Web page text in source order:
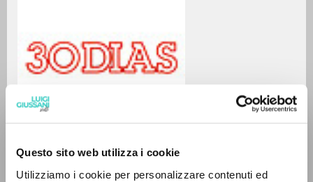
Questo sito web utilizza i cookie
Utilizziamo i cookie per personalizzare contenuti ed